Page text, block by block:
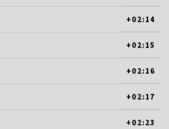
+02:14
+02:15
+02:16
+02:17
+02:23